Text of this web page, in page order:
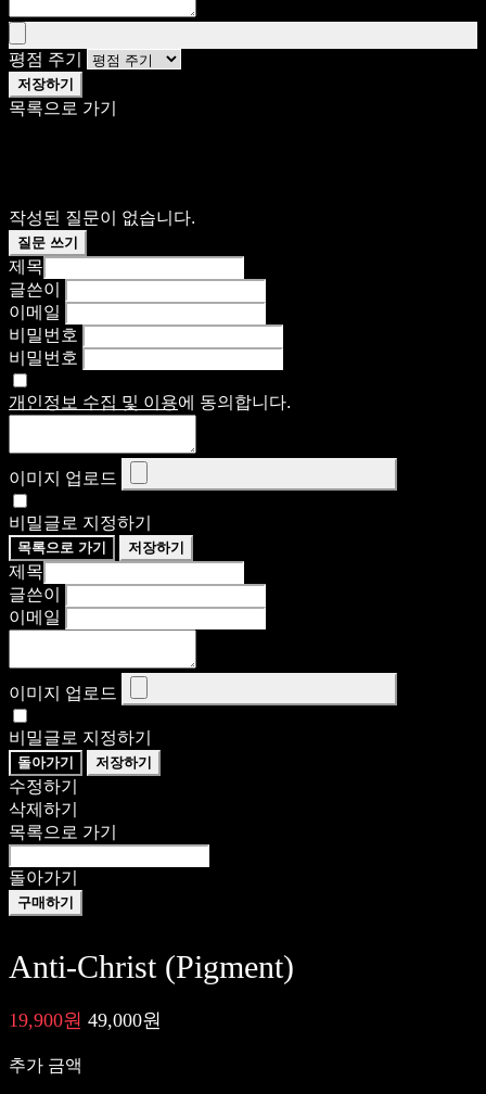
평점 주기
저장하기
목록으로 가기
작성된 질문이 없습니다.
질문 쓰기
제목
글쓴이
이메일
비밀번호
비밀번호
개인정보 수집 및 이용에 동의합니다.
이미지 업로드
비밀글로 지정하기
목록으로 가기 저장하기
제목
글쓴이
이메일
이미지 업로드
비밀글로 지정하기
돌아가기 저장하기
수정하기
삭제하기
목록으로 가기
돌아가기
구매하기
Anti-Christ (Pigment)
19,900원 49,000원
추가 금액